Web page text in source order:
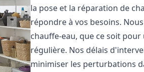
la pose et la réparation de
répondre à vos besoins.
chauffe-eau, que ce soit
régulière. Nos délais
minimiser les perturbations